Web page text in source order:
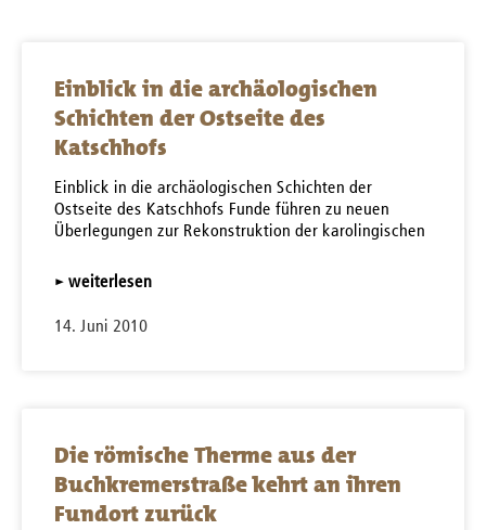
Einblick in die archäologischen
Schichten der Ostseite des
Katschhofs
Einblick in die archäologischen Schichten der
Ostseite des Katschhofs Funde führen zu neuen
Überlegungen zur Rekonstruktion der karolingischen
▸ weiterlesen
14. Juni 2010
Die römische Therme aus der
Buchkremerstraße kehrt an ihren
Fundort zurück